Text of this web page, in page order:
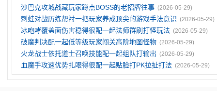
沙巴克攻城战藏玩家蹲点BOSS的老招牌往事 (2026-05-29)
刺蛙对战历练帮衬一把玩家养成顶尖的游戏手法意识 (2026-05-29)
冰咆哮覆盖面伤害稳得很配一起法师群刷打怪玩法 (2026-05-29)
破魔判决配一起低等级玩家闯关高阶地图怪物 (2026-05-29)
火龙战士依托道士召唤技能配一起组队打输出 (2026-05-29)
血魔手攻速优势扎眼得很配一起贴脸打PK拉扯打法 (2026-05-29)